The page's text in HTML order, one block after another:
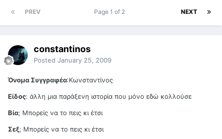
PREV NEXT
Page 1 of 2
constantinos
Posted January 25, 2009
Όνομα Συγγραφέα:Κωνσταντίνος
Είδος: άλλη μια παράξενη ιστορία που μόνο εδώ κολλούσε
Βία; Μπορείς να το πεις κι έτσι
Σεξ; Μπορείς να το πεις κι έτσι